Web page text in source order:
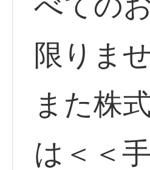
限りませ
また株
は＜＜